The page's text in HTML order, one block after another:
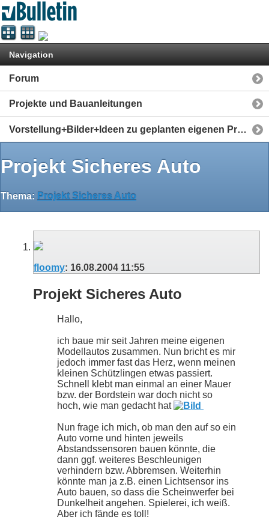
Navigation
Forum
Projekte und Bauanleitungen
Vorstellung+Bilder+Ideen zu geplanten eigenen Projekten/Bots
Projekt Sicheres Auto
Thema: Projekt Sicheres Auto
floomy: 16.08.2004 11:55
Projekt Sicheres Auto
Hallo,
ich baue mir seit Jahren meine eigenen
Modellautos zusammen. Nun bricht es mir
jedoch immer fast das Herz, wenn meinen
kleinen Schützlingen etwas passiert.
Schnell klebt man einmal an einer Mauer
bzw. der Bordstein war doch nicht so
hoch, wie man gedacht hat
Nun frage ich mich, ob man den auf so ein
Auto vorne und hinten jeweils
Abstandssensoren bauen könnte, die
dann ggf. weiteres Beschleunigen
verhindern bzw. Abbremsen. Weiterhin
könnte man ja z.B. einen Lichtsensor ins
Auto bauen, so dass die Scheinwerfer bei
Dunkelheit angehen. Spielerei, ich weiß.
Aber ich fände es toll!